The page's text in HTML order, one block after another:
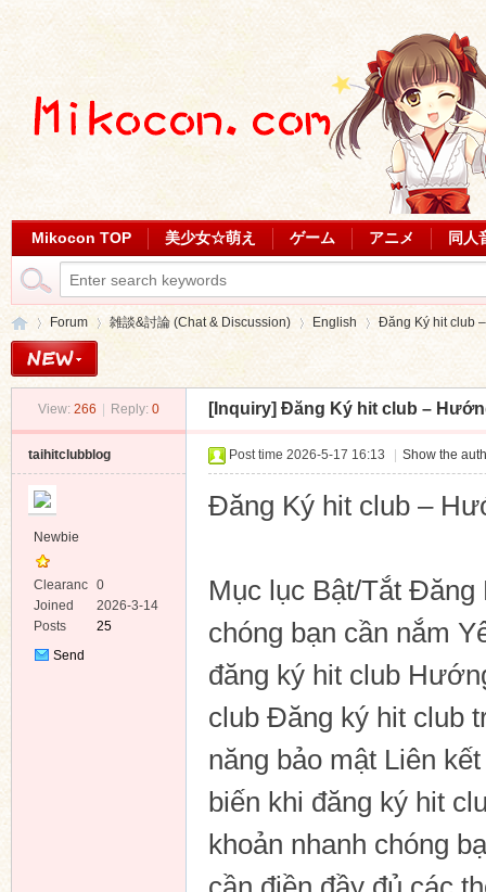
Mikocon TOP 美少女☆萌え ゲーム アニメ 同人
Forum
›
雑談&討論 (Chat & Discussion)
›
English
›
Đăng Ký hit club
View: 266 Reply: 0 [Inquiry] Đăng Ký hit club –
taihitclubblog
Newbie
Clearanc
e
0
Joined
2026-3-14
Posts
25
Send
Post time 2026-5-17 16:13 Show the
Đăng Ký hit club –
Mục lục Bật/Tắt Đăng
chóng bạn cần nắm
đăng ký hit club
club Đăng ký hit club
năng bảo mật Liên
biến khi đăng ký hit
khoản nhanh chóng